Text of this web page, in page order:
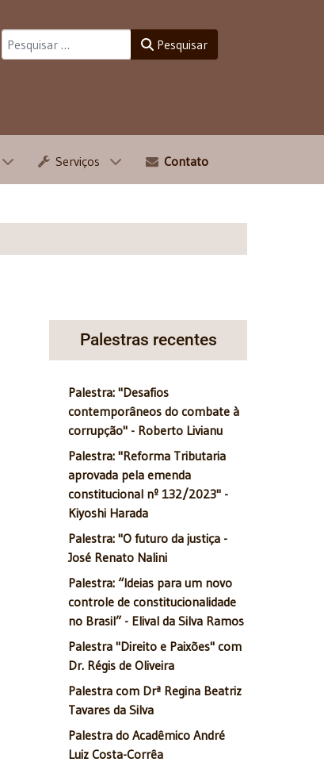
Pesquisar
Serviços Contato
Palestras recentes
Palestra: "Desafios
contemporâneos do combate à
corrupção" - Roberto Livianu
Palestra: "Reforma Tributaria
aprovada pela emenda
constitucional nº 132/2023" -
Kiyoshi Harada
Palestra: "O futuro da justiça -
José Renato Nalini
Palestra: “Ideias para um novo
controle de constitucionalidade
no Brasil” - Elival da Silva Ramos
Palestra "Direito e Paixões" com
Dr. Régis de Oliveira
Palestra com Drª Regina Beatriz
Tavares da Silva
Palestra do Acadêmico André
Luiz Costa-Corrêa